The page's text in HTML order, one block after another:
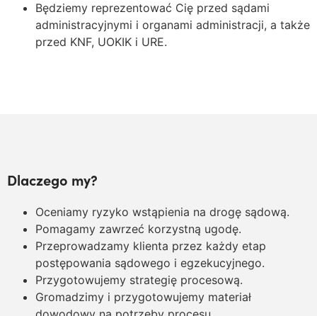
Będziemy reprezentować Cię przed sądami
administracyjnymi i organami administracji, a także
przed KNF, UOKIK i URE.
Dlaczego my?
Oceniamy ryzyko wstąpienia na drogę sądową.
Pomagamy zawrzeć korzystną ugodę.
Przeprowadzamy klienta przez każdy etap
postępowania sądowego i egzekucyjnego.
Przygotowujemy strategię procesową.
Gromadzimy i przygotowujemy materiał